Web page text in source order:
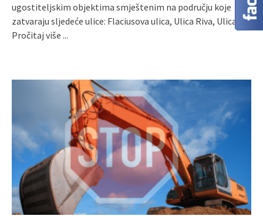
ugostiteljskim objektima smještenim na području koje
zatvaraju sljedeće ulice: Flaciusova ulica, Ulica Riva, Ulica
Pročitaj više ...